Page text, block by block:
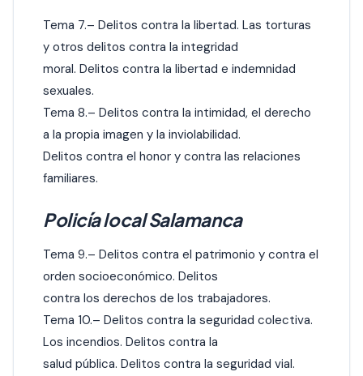
Tema 7.– Delitos contra la libertad. Las torturas
y otros delitos contra la integridad
moral. Delitos contra la libertad e indemnidad
sexuales.
Tema 8.– Delitos contra la intimidad, el derecho
a la propia imagen y la inviolabilidad.
Delitos contra el honor y contra las relaciones
familiares.
Policía local Salamanca
Tema 9.– Delitos contra el patrimonio y contra el
orden socioeconómico. Delitos
contra los derechos de los trabajadores.
Tema 10.– Delitos contra la seguridad colectiva.
Los incendios. Delitos contra la
salud pública. Delitos contra la seguridad vial.